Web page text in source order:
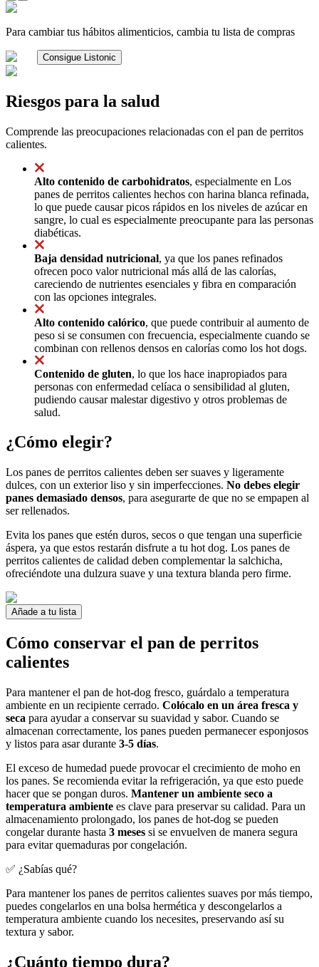
Para cambiar tus hábitos alimenticios, cambia tu lista de compras
Consigue Listonic
Riesgos para la salud
Comprende las preocupaciones relacionadas con el pan de perritos
calientes.
Alto contenido de carbohidratos, especialmente en Los
panes de perritos calientes hechos con harina blanca refinada,
lo que puede causar picos rápidos en los niveles de azúcar en
sangre, lo cual es especialmente preocupante para las personas
diabéticas.
Baja densidad nutricional, ya que los panes refinados
ofrecen poco valor nutricional más allá de las calorías,
careciendo de nutrientes esenciales y fibra en comparación
con las opciones integrales.
Alto contenido calórico, que puede contribuir al aumento de
peso si se consumen con frecuencia, especialmente cuando se
combinan con rellenos densos en calorías como los hot dogs.
Contenido de gluten, lo que los hace inapropiados para
personas con enfermedad celíaca o sensibilidad al gluten,
pudiendo causar malestar digestivo y otros problemas de
salud.
¿Cómo elegir?
Los panes de perritos calientes deben ser suaves y ligeramente
dulces, con un exterior liso y sin imperfecciones. No debes elegir
panes demasiado densos, para asegurarte de que no se empapen al
ser rellenados.
Evita los panes que estén duros, secos o que tengan una superficie
áspera, ya que estos restarán disfrute a tu hot dog. Los panes de
perritos calientes de calidad deben complementar la salchicha,
ofreciéndote una dulzura suave y una textura blanda pero firme.
Añade a tu lista
Cómo conservar el pan de perritos
calientes
Para mantener el pan de hot-dog fresco, guárdalo a temperatura
ambiente en un recipiente cerrado. Colócalo en un área fresca y
seca para ayudar a conservar su suavidad y sabor. Cuando se
almacenan correctamente, los panes pueden permanecer esponjosos
y listos para asar durante 3-5 días.
El exceso de humedad puede provocar el crecimiento de moho en
los panes. Se recomienda evitar la refrigeración, ya que esto puede
hacer que se pongan duros. Mantener un ambiente seco a
temperatura ambiente es clave para preservar su calidad. Para un
almacenamiento prolongado, los panes de hot-dog se pueden
congelar durante hasta 3 meses si se envuelven de manera segura
para evitar quemaduras por congelación.
✅ ¿Sabías qué?
Para mantener los panes de perritos calientes suaves por más tiempo,
puedes congelarlos en una bolsa hermética y descongelarlos a
temperatura ambiente cuando los necesites, preservando así su
textura y sabor.
¿Cuánto tiempo dura?